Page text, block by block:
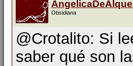
Obsidiana
@Crotalito: Si
saber qué son